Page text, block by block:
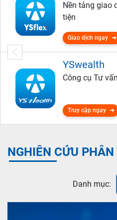
Nền tảng giao
tiện
Giao dịch ngay
YSwealth
Công cụ Tư
Truy cập ngay
NGHIÊN CỨU PHÂN
Danh mục: